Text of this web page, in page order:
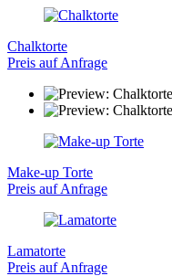
Chalktorte
Preis auf Anfrage
Make-up Torte
Preis auf Anfrage
Lamatorte
Preis auf Anfrage